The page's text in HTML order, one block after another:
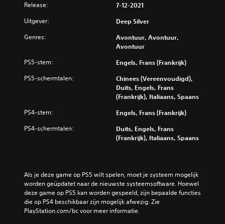
Release: 7-12-2021
Uitgever: Deep Silver
Genres:
Avontuur, Avontuur,
Avontuur
PS5-stem: Engels, Frans (Frankrijk)
PS5-schermtalen:
Chinees (Vereenvoudigd),
Duits, Engels, Frans
(Frankrijk), Italiaans, Spaans
PS4-stem: Engels, Frans (Frankrijk)
PS4-schermtalen:
Duits, Engels, Frans
(Frankrijk), Italiaans, Spaans
Als je deze game op PS5 wilt spelen, moet je systeem mogelijk
worden geüpdatet naar de nieuwste systeemsoftware. Hoewel
deze game op PS5 kan worden gespeeld, zijn bepaalde functies
die op PS4 beschikbaar zijn mogelijk afwezig. Zie
PlayStation.com/bc voor meer informatie.